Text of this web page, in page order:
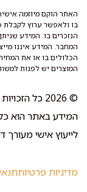
האתר הוקם מיוזמה
בו ולאפשר ערוץ לקבלת
הנזכרים בו. המידע
המחבר. המידע איננו
הכלולים בו או את
המוצרים יש לפנות
© 2026 כל הזכויות שמורות לאדלר, ברגמן, גור ושות'
המידע באתר הוא
לייעוץ אישי מעורך
מדיניות פרטיות